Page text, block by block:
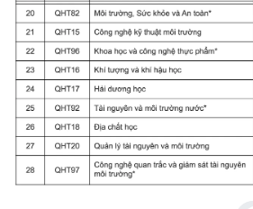
Media Môi trường
Ảnh
Infographic
TIN MỚI